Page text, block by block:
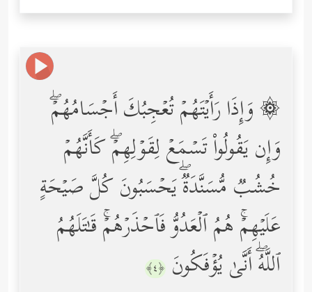
۞ وَإِذَا رَأَیۡتَهُمۡ تُعۡجِبُكَ أَجۡسَامُهُمۡۖ
وَإِن یَقُولُواْ تَسۡمَعۡ لِقَوۡلِهِمۡۖ كَأَنَّهُمۡ
خُشُبࣱ مُّسَنَّدَةࣱۖ یَحۡسَبُونَ كُلَّ صَیۡحَةٍ
عَلَیۡهِمۡۚ هُمُ ٱلۡعَدُوُّ فَٱحۡذَرۡهُمۡۚ قَـٰتَلَهُمُ
ٱللَّهُۖ أَنَّىٰ یُؤۡفَكُونَ ﴿٤﴾